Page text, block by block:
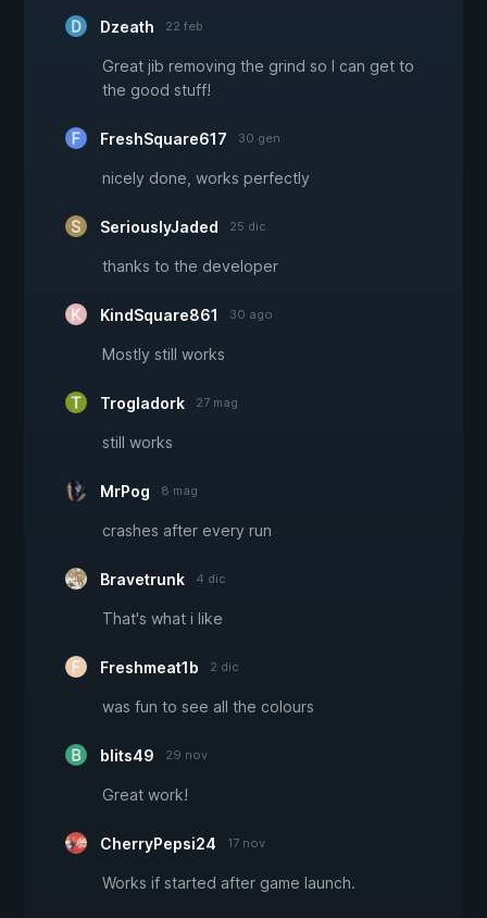
Dzeath 22 feb
Great jib removing the grind so I can get to
the good stuff!
FreshSquare617 30 gen
nicely done, works perfectly
SeriouslyJaded 25 dic
thanks to the developer
KindSquare861 30 ago
Mostly still works
Trogladork 27 mag
still works
MrPog 8 mag
crashes after every run
Bravetrunk 4 dic
That's what i like
Freshmeat1b 2 dic
was fun to see all the colours
blits49 29 nov
Great work!
CherryPepsi24 17 nov
Works if started after game launch.